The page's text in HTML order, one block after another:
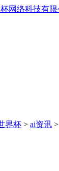
界杯 > ai资讯 >